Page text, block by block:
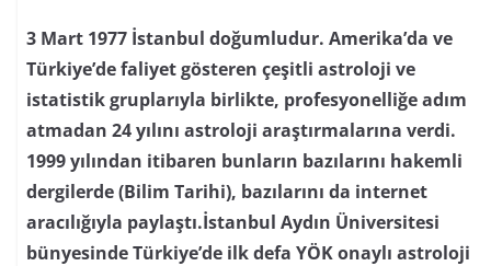
3 Mart 1977 İstanbul doğumludur. Amerika’da ve
Türkiye’de faliyet gösteren çeşitli astroloji ve
istatistik gruplarıyla birlikte, profesyonelliğe adım
atmadan 24 yılını astroloji araştırmalarına verdi.
1999 yılından itibaren bunların bazılarını hakemli
dergilerde (Bilim Tarihi), bazılarını da internet
aracılığıyla paylaştı.İstanbul Aydın Üniversitesi
bünyesinde Türkiye’de ilk defa YÖK onaylı astroloji